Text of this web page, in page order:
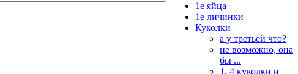
1е яйца
1е личинки
Куколки
а у третьей что?
не возможно, она
бы ...
1. 4 куколки и